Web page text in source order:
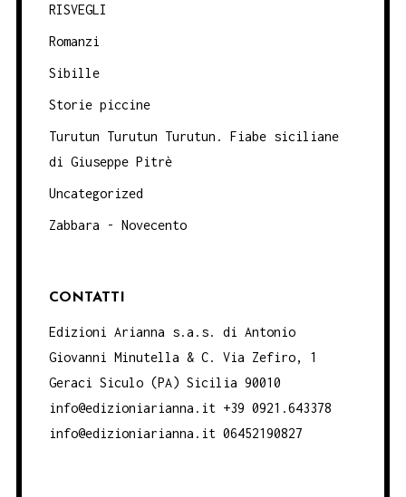
RISVEGLI
Romanzi
Sibille
Storie piccine
Turutun Turutun Turutun. Fiabe siciliane
di Giuseppe Pitrè
Uncategorized
Zabbara - Novecento
CONTATTI
Edizioni Arianna s.a.s. di Antonio
Giovanni Minutella & C. Via Zefiro, 1
Geraci Siculo (PA) Sicilia 90010
info@edizioniarianna.it +39 0921.643378
info@edizioniarianna.it 06452190827